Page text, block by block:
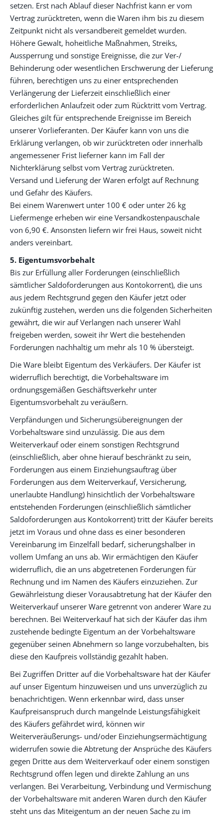
setzen. Erst nach Ablauf dieser Nachfrist kann er vom
Vertrag zurücktreten, wenn die Waren ihm bis zu diesem
Zeitpunkt nicht als versandbereit gemeldet wurden.
Höhere Gewalt, hoheitliche Maßnahmen, Streiks,
Aussperrung und sonstige Ereignisse, die zur Ver-/
Behinderung oder wesentlichen Erschwerung der Lieferung
führen, berechtigen uns zu einer entsprechenden
Verlängerung der Lieferzeit einschließlich einer
erforderlichen Anlaufzeit oder zum Rücktritt vom Vertrag.
Gleiches gilt für entsprechende Ereignisse im Bereich
unserer Vorlieferanten. Der Käufer kann von uns die
Erklärung verlangen, ob wir zurücktreten oder innerhalb
angemessener Frist lieferner kann im Fall der
Nichterklärung selbst vom Vertrag zurücktreten.
Versand und Lieferung der Waren erfolgt auf Rechnung
und Gefahr des Käufers.
Bei einem Warenwert unter 100 € oder unter 26 kg
Liefermenge erheben wir eine Versandkostenpauschale
von 6,90 €. Ansonsten liefern wir frei Haus, soweit nicht
anders vereinbart.
5. Eigentumsvorbehalt
Bis zur Erfüllung aller Forderungen (einschließlich
sämtlicher Saldoforderungen aus Kontokorrent), die uns
aus jedem Rechtsgrund gegen den Käufer jetzt oder
zukünftig zustehen, werden uns die folgenden Sicherheiten
gewährt, die wir auf Verlangen nach unserer Wahl
freigeben werden, soweit ihr Wert die bestehenden
Forderungen nachhaltig um mehr als 10 % übersteigt.
Die Ware bleibt Eigentum des Verkäufers. Der Käufer ist
widerruflich berechtigt, die Vorbehaltsware im
ordnungsgemäßen Geschäftsverkehr unter
Eigentumsvorbehalt zu veräußern.
Verpfändungen und Sicherungsübereignungen der
Vorbehaltsware sind unzulässig. Die aus dem
Weiterverkauf oder einem sonstigen Rechtsgrund
(einschließlich, aber ohne hierauf beschränkt zu sein,
Forderungen aus einem Einziehungsauftrag über
Forderungen aus dem Weiterverkauf, Versicherung,
unerlaubte Handlung) hinsichtlich der Vorbehaltsware
entstehenden Forderungen (einschließlich sämtlicher
Saldoforderungen aus Kontokorrent) tritt der Käufer bereits
jetzt im Voraus und ohne dass es einer besonderen
Vereinbarung im Einzelfall bedarf, sicherungshalber in
vollem Umfang an uns ab. Wir ermächtigen den Käufer
widerruflich, die an uns abgetretenen Forderungen für
Rechnung und im Namen des Käufers einzuziehen. Zur
Gewährleistung dieser Vorausabtretung hat der Käufer den
Weiterverkauf unserer Ware getrennt von anderer Ware zu
berechnen. Bei Weiterverkauf hat sich der Käufer das ihm
zustehende bedingte Eigentum an der Vorbehaltsware
gegenüber seinen Abnehmern so lange vorzubehalten, bis
diese den Kaufpreis vollständig gezahlt haben.
Bei Zugriffen Dritter auf die Vorbehaltsware hat der Käufer
auf unser Eigentum hinzuweisen und uns unverzüglich zu
benachrichtigen. Wenn erkennbar wird, dass unser
Kaufpreisanspruch durch mangelnde Leistungsfähigkeit
des Käufers gefährdet wird, können wir
Weiterveräußerungs- und/oder Einziehungsermächtigung
widerrufen sowie die Abtretung der Ansprüche des Käufers
gegen Dritte aus dem Weiterverkauf oder einem sonstigen
Rechtsgrund offen legen und direkte Zahlung an uns
verlangen. Bei Verarbeitung, Verbindung und Vermischung
der Vorbehaltsware mit anderen Waren durch den Käufer
steht uns das Miteigentum an der neuen Sache zu im